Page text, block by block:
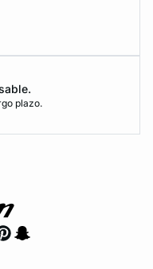
plazo.